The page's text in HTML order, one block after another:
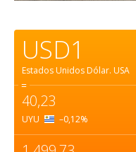
USD1
Estados Unidos Dólar. USA
=
40,23
UYU –0,12%